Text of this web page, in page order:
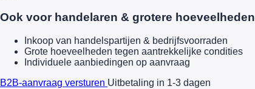
Ook voor handelaren & grotere hoeveelheden
Inkoop van handelspartijen & bedrijfsvoorraden
Grote hoeveelheden tegen aantrekkelijke condities
Individuele aanbiedingen op aanvraag
B2B-aanvraag versturen Uitbetaling in 1-3 dagen